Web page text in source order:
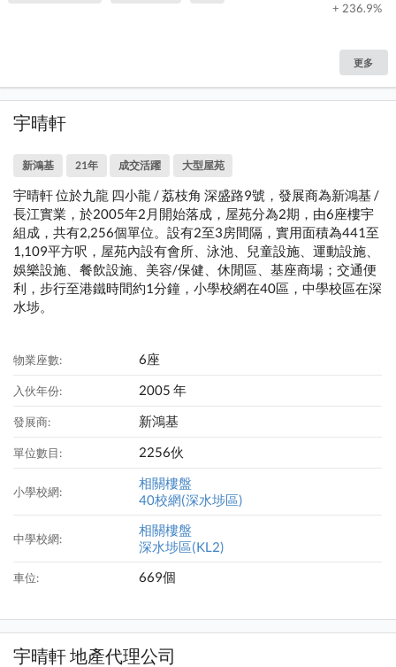
+ 236.9%
更多
宇晴軒
新鴻基 21年 成交活躍 大型屋苑
宇晴軒 位於九龍 四小龍 / 荔枝角 深盛路9號，發展商為新鴻基 /
長江實業，於2005年2月開始落成，屋苑分為2期，由6座樓宇
組成，共有2,256個單位。設有2至3房間隔，實用面積為441至
1,109平方呎，屋苑內設有會所、泳池、兒童設施、運動設施、
娛樂設施、餐飲設施、美容/保健、休閒區、基座商場；交通便
利，步行至港鐵時間約1分鐘，小學校網在40區，中學校區在深
水埗。
物業座數: 6座
入伙年份: 2005 年
發展商: 新鴻基
單位數目: 2256伙
小學校網:
相關樓盤
40校網(深水埗區)
中學校網:
相關樓盤
深水埗區(KL2)
車位: 669個
宇晴軒 地產代理公司